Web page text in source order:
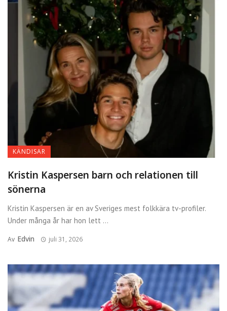
Shima Niavarani gravid eller
inte? Det här vet vi idag
Kändisar, sponsoravtal och
synlighet i nöjesmedier
Jennifer Kücükaslan längd
och liv utanför tv-rutan
Eva Rydbergs barn och
Lott Hildebrand – Olof
Lundhs tidigare partner
KÄNDISAR
Kristin Kaspersen barn och relationen till
sönerna
Kristin Kaspersen är en av Sveriges mest folkkära tv-profiler.
Under många år har hon lett ...
Av Edvin juli 31, 2026